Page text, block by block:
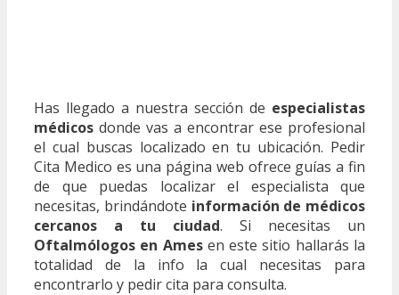
Has llegado a nuestra sección de especialistas
médicos donde vas a encontrar ese profesional
el cual buscas localizado en tu ubicación. Pedir
Cita Medico es una página web ofrece guías a fin
de que puedas localizar el especialista que
necesitas, brindándote información de médicos
cercanos a tu ciudad. Si necesitas un
Oftalmólogos en Amesen este sitio hallarás la
totalidad de la info la cual necesitas para
encontrarlo y pedir cita para consulta.